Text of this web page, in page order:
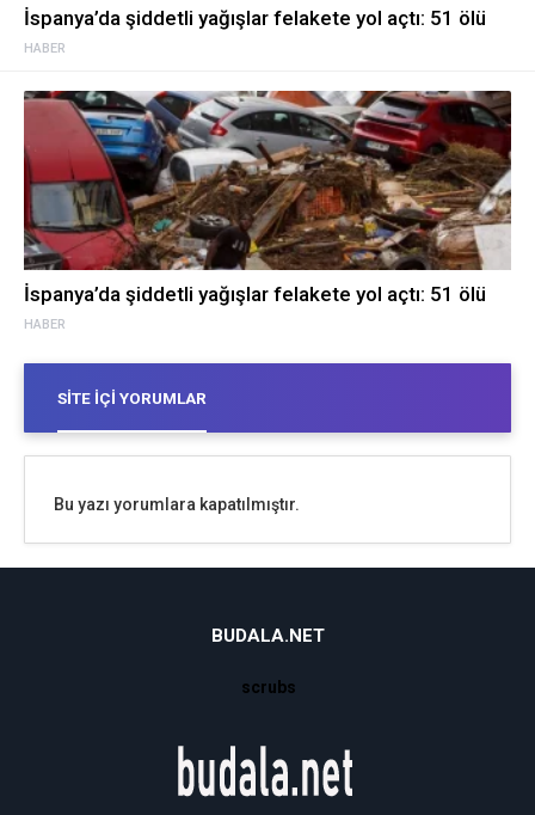
HABER
İspanya’da şiddetli yağışlar felakete yol açtı: 51 ölü
HABER
İspanya’da şiddetli yağışlar felakete yol açtı: 51 ölü
SITE İÇI YORUMLAR
Bu yazı yorumlara kapatılmıştır.
BUDALA.NET
scrubs